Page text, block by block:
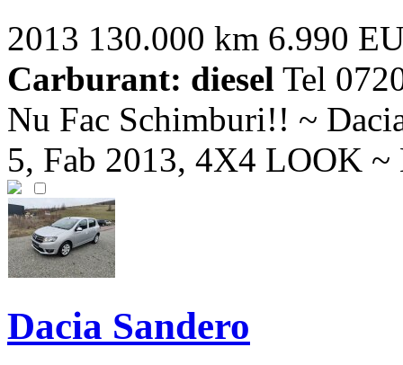
2013 130.000 km 6.990
Carburant: diesel Tel
Nu Fac Schimburi!! ~
5, Fab 2013, 4X4 LOOK
Dacia Sandero